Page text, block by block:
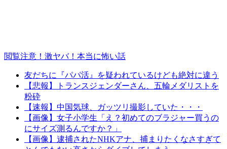
閲覧注意！激ヤバ！本当に怖い話
友だちに『パパ活』を疑われているけども絶対に違う
【悲報】トランスジェンダーさん、五輪メダリストを
粉砕
【速報】中国気球、ガッツリ撮影していた・・・
【画像】女子小学生「え？初めてのブラジャー買うの
にサイズ測るんですか？」
【画像】逮捕されたNHKアナ、捕まりたくなさすぎて